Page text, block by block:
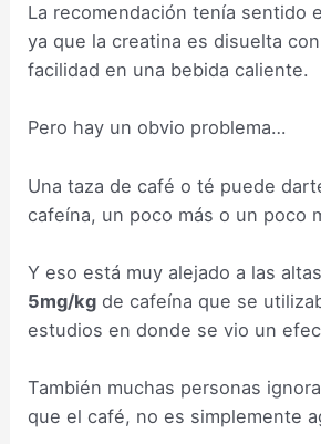
La recomendación tenía sentido
ya que la creatina es disuelta
facilidad en una bebida caliente.
Pero hay un obvio problema…
Una taza de café o té puede
cafeína, un poco más o un poco
Y eso está muy alejado a las
5mg/kg de cafeína que se
estudios en donde se vio un
También muchas personas
que el café, no es simplemente